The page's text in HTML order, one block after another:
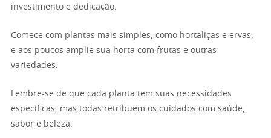
investimento e dedicação.
Comece com plantas mais simples, como hortaliças e ervas,
e aos poucos amplie sua horta com frutas e outras
variedades.
Lembre-se de que cada planta tem suas necessidades
específicas, mas todas retribuem os cuidados com saúde,
sabor e beleza.